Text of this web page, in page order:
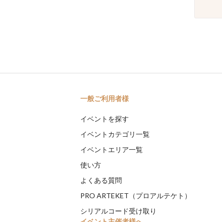
一般ご利用者様
イベントを探す
イベントカテゴリ一覧
イベントエリア一覧
使い方
よくある質問
PRO ARTEKET（プロアルテケト）
シリアルコード受け取り